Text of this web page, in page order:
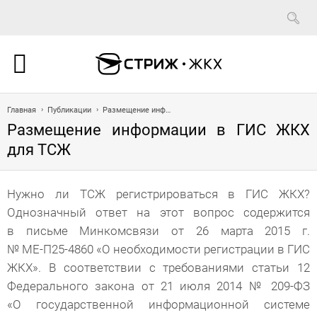
Главная Публикации Размещение информации в ГИС ЖКХ для ТСЖ
Размещение информации в ГИС ЖКХ
для ТСЖ
Нужно ли ТСЖ регистрироваться в ГИС ЖКХ?
Однозначный ответ на этот вопрос содержится
в письме Минкомсвязи от 26 марта 2015 г.
№ МЕ-П25-4860 «О необходимости регистрации в ГИС
ЖКХ». В соответствии с требованиями статьи 12
Федерального закона от 21 июля 2014 № 209-ФЗ
«О государственной информационной системе